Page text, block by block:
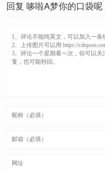
回复 哆啦A梦你的口袋呢